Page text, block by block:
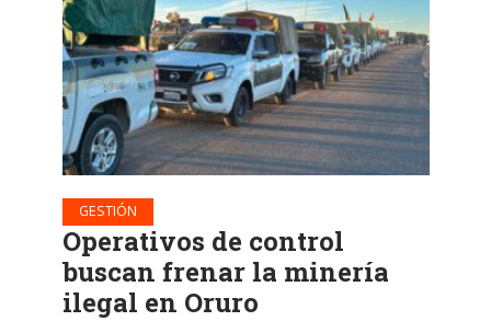
GESTIÓN
Operativos de control
buscan frenar la minería
ilegal en Oruro